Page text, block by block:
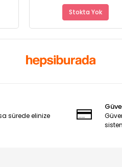
Stokta Yok
sürede elinize